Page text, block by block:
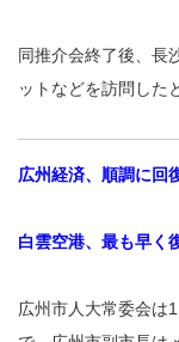
同推介会終了後、長
ットなどを訪問した
広州経済、順調に回
白雲空港、最も早く
広州市人大常委会は